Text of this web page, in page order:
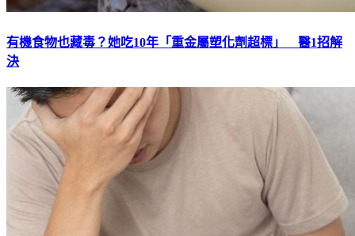
有機食物也藏毒？她吃10年「重金屬塑化劑超標」 醫1招解
決